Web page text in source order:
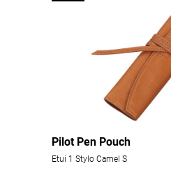
Pilot Pen Pouch
Etui 1 Stylo Camel S